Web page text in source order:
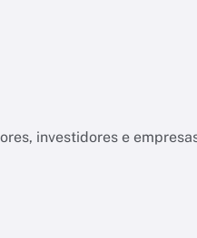
investidores e